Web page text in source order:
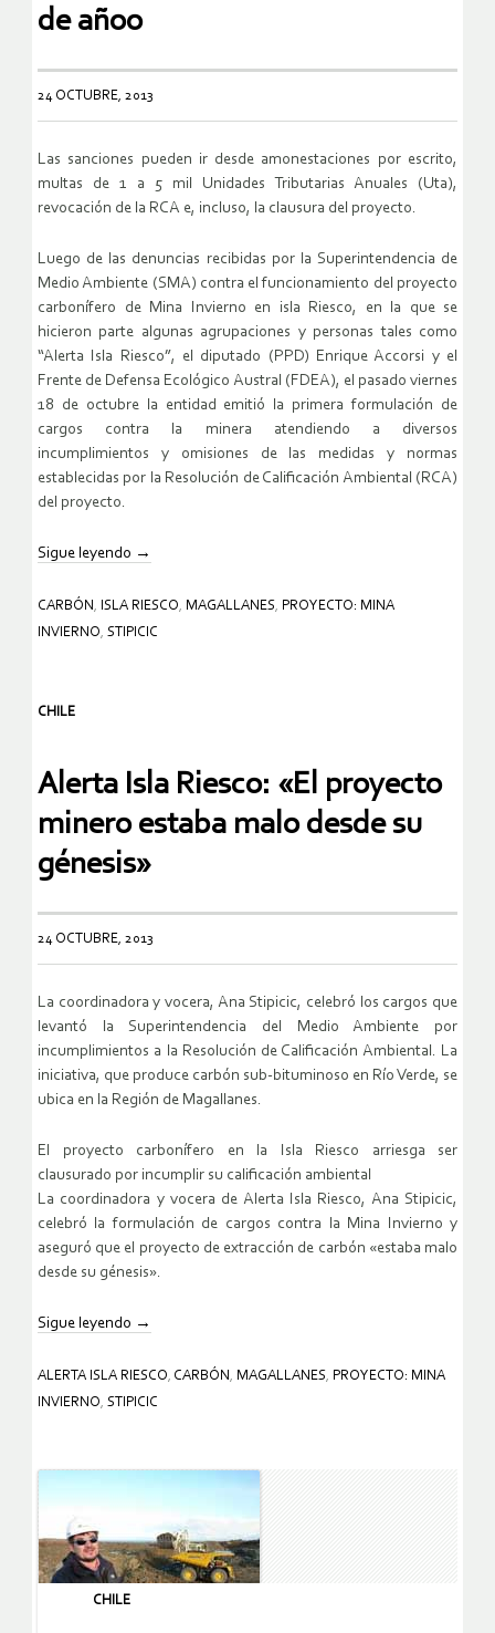
de añoo
24 OCTUBRE, 2013
Las sanciones pueden ir desde amonestaciones por escrito,
multas de 1 a 5 mil Unidades Tributarias Anuales (Uta),
revocación de la RCA e, incluso, la clausura del proyecto.
Luego de las denuncias recibidas por la Superintendencia de
Medio Ambiente (SMA) contra el funcionamiento del proyecto
carbonífero de Mina Invierno en isla Riesco, en la que se
hicieron parte algunas agrupaciones y personas tales como
“Alerta Isla Riesco”, el diputado (PPD) Enrique Accorsi y el
Frente de Defensa Ecológico Austral (FDEA), el pasado viernes
18 de octubre la entidad emitió la primera formulación de
cargos contra la minera atendiendo a diversos
incumplimientos y omisiones de las medidas y normas
establecidas por la Resolución de Calificación Ambiental (RCA)
del proyecto.
Sigue leyendo →
CARBÓN , ISLA RIESCO, MAGALLANES, PROYECTO: MINA
INVIERNO, STIPICIC
CHILE
Alerta Isla Riesco: «El proyecto
minero estaba malo desde su
génesis»
24 OCTUBRE, 2013
La coordinadora y vocera, Ana Stipicic, celebró los cargos que
levantó la Superintendencia del Medio Ambiente por
incumplimientos a la Resolución de Calificación Ambiental. La
iniciativa, que produce carbón sub-bituminoso en Río Verde, se
ubica en la Región de Magallanes.
El proyecto carbonífero en la Isla Riesco arriesga ser
clausurado por incumplir su calificación ambiental
La coordinadora y vocera de Alerta Isla Riesco, Ana Stipicic,
celebró la formulación de cargos contra la Mina Invierno y
aseguró que el proyecto de extracción de carbón «estaba malo
desde su génesis».
Sigue leyendo →
ALERTA ISLA RIESCO CARBÓN MAGALLANES
PROYECTO: MINA
INVIERNO
STIPICIC
CHILE